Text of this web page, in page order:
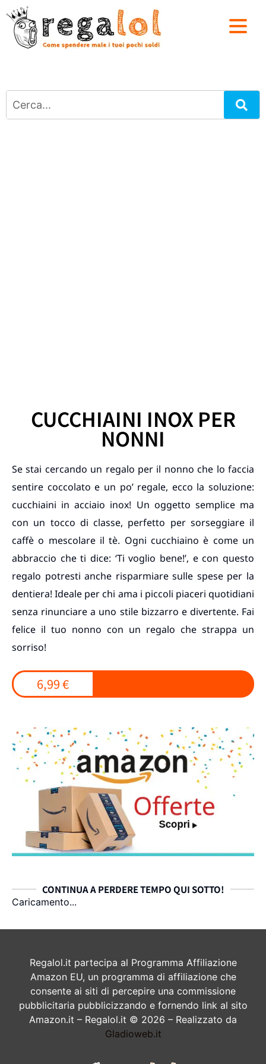
CUCCHIAINI INOX PER
NONNI
Se stai cercando un regalo per il nonno che lo faccia
sentire coccolato e un po’ regale, ecco la soluzione:
cucchiaini in acciaio inox! Un oggetto semplice ma
con un tocco di classe, perfetto per sorseggiare il
caffè o mescolare il tè. Ogni cucchiaino è come un
abbraccio che ti dice: ‘Ti voglio bene!’, e con questo
regalo potresti anche risparmiare sulle spese per la
dentiera! Ideale per chi ama i piccoli piaceri quotidiani
senza rinunciare a uno stile bizzarro e divertente. Fai
felice il tuo nonno con un regalo che strappa un
sorriso!
6,99 €
CONTINUA A PERDERE TEMPO QUI SOTTO!
Caricamento...
Regalol.it partecipa al Programma Affiliazione
Amazon EU, un programma di affiliazione che
consente ai siti di percepire una commissione
pubblicitaria pubblicizzando e fornendo link al sito
Amazon.it – Regalol.it © 2026 – Realizzato da
Gladioweb.it